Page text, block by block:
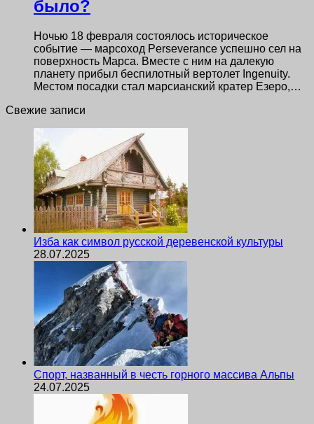
было?
Ночью 18 февраля состоялось историческое
событие — марсоход Perseverance успешно сел на
поверхность Марса. Вместе с ним на далекую
планету прибыл беспилотный вертолет Ingenuity.
Местом посадки стал марсианский кратер Езеро,…
Свежие записи
Изба как символ русской деревенской культуры
28.07.2025
Спорт, названный в честь горного массива Альпы
24.07.2025